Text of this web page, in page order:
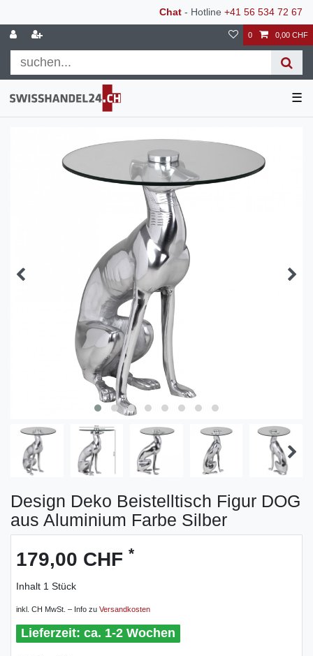
Chat - Hotline +41 56 534 72 67
0 0,00 CHF
☰
Design Deko Beistelltisch Figur DOG
aus Aluminium Farbe Silber
179,00 CHF *
Inhalt 1 Stück
inkl. CH MwSt. – Info zu Versandkosten
ca. 1-2 Wochen